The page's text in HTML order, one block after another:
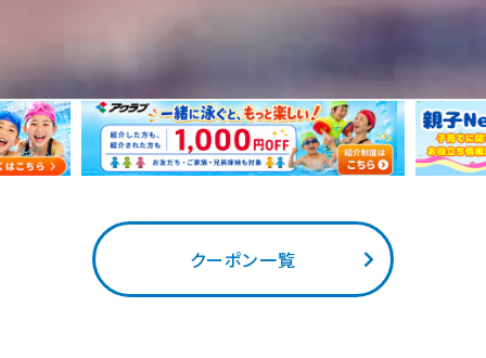
クーポン一覧